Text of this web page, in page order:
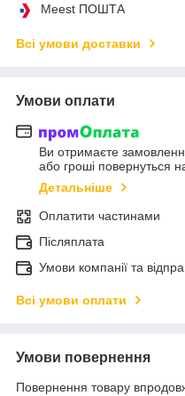
Meest ПОШТА
Всі умови доставки
Умови оплати
Ви отримаєте
або гроші повернуться
Детальніше
Оплатити частинами
Післяплата
Умови компанії та
Всі умови оплати
Умови повернення
Повернення товару